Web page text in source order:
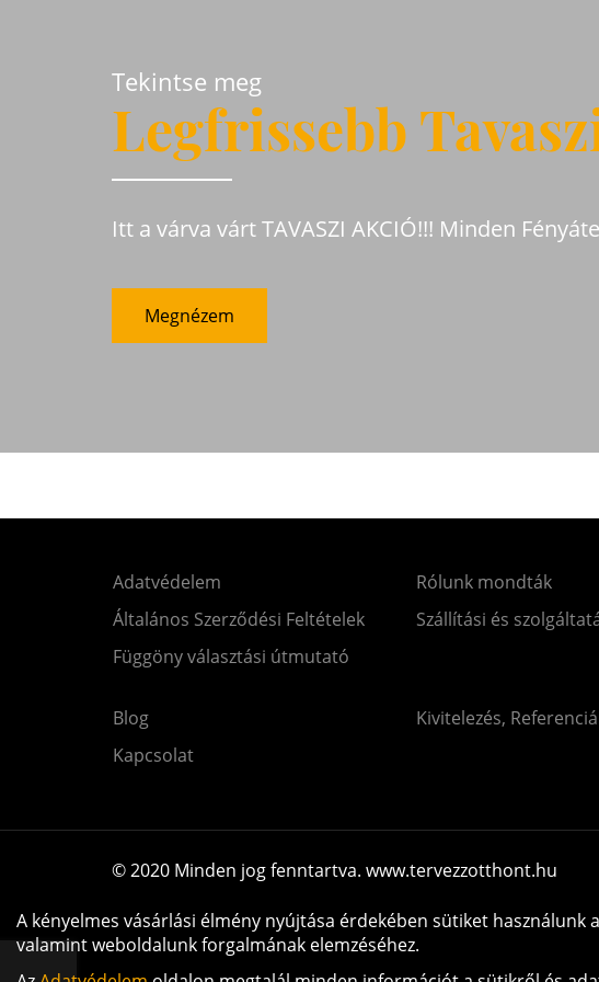
Tekintse meg
Legfrissebb
Itt a várva várt TAVASZI AKCIÓ!!! Minden
Megnézem
Adatvédelem
Rólunk mondták
Általános Szerződési Feltételek
Szállítási és
Függöny választási útmutató
Blog
Kivitelezés,
Kapcsolat
© 2020 Minden jog fenntartva. www.tervezzotthont.hu
A kényelmes vásárlási élmény nyújtása érdekében sütiket használunk
valamint weboldalunk forgalmának elemzéséhez.